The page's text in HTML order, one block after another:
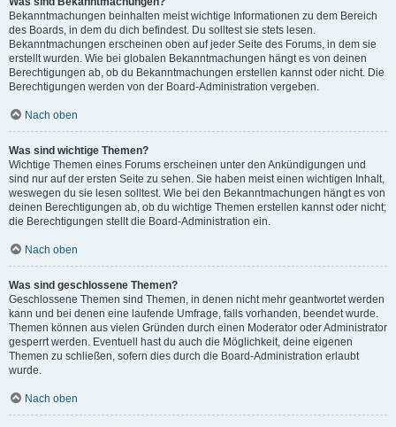
Bekanntmachungen beinhalten meist wichtige Informationen zu dem Bereich
des Boards, in dem du dich befindest. Du solltest sie stets lesen.
Bekanntmachungen erscheinen oben auf jeder Seite des Forums, in dem sie
erstellt wurden. Wie bei globalen Bekanntmachungen hängt es von deinen
Berechtigungen ab, ob du Bekanntmachungen erstellen kannst oder nicht. Die
Berechtigungen werden von der Board-Administration vergeben.
Nach oben
Was sind wichtige Themen?
Wichtige Themen eines Forums erscheinen unter den Ankündigungen und
sind nur auf der ersten Seite zu sehen. Sie haben meist einen wichtigen Inhalt,
weswegen du sie lesen solltest. Wie bei den Bekanntmachungen hängt es von
deinen Berechtigungen ab, ob du wichtige Themen erstellen kannst oder nicht;
die Berechtigungen stellt die Board-Administration ein.
Nach oben
Was sind geschlossene Themen?
Geschlossene Themen sind Themen, in denen nicht mehr geantwortet werden
kann und bei denen eine laufende Umfrage, falls vorhanden, beendet wurde.
Themen können aus vielen Gründen durch einen Moderator oder Administrator
gesperrt werden. Eventuell hast du auch die Möglichkeit, deine eigenen
Themen zu schließen, sofern dies durch die Board-Administration erlaubt
wurde.
Nach oben